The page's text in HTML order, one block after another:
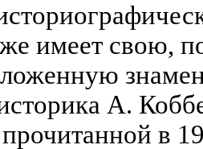
имеет свою,
историка А.
в